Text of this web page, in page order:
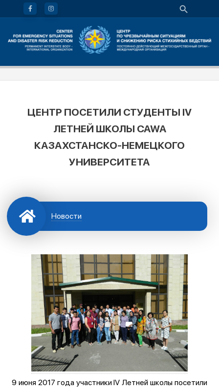
ЦЕНТР ПОСЕТИЛИ СТУДЕНТЫ IV
ЛЕТНЕЙ ШКОЛЫ CAWA
КАЗАХСТАНСКО-НЕМЕЦКОГО
УНИВЕРСИТЕТА
Новости
9 июня 2017 года участники IV Летней школы посетили